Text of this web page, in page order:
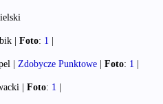
| Foto: 1 |
| Zdobycze Punktowe | Foto: 1 |
| Foto: 1 |